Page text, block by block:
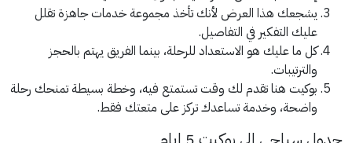
يشجعك هذا العرض لأنك تأخذ مجموعة خدمات جاهزة تقلل
عليك التفكير في التفاصيل.
كل ما عليك هو الاستعداد للرحلة، بينما الفريق يهتم بالحجز
والترتيبات.
بوكيت هنا تقدم لك وقت تستمتع فيه، وخطة بسيطة تمنحك رحلة
واضحة، وخدمة تساعدك تركز على متعتك فقط.